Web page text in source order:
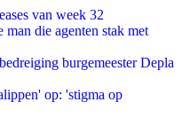
van week 32
die agenten stak met
burgemeester Depla
op: 'stigma op